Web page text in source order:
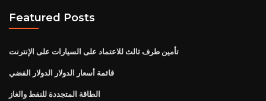
Featured Posts
تأمين طرف ثالث للاعتماد على السيارات على الإنترنت
قائمة أسعار الدولار الدولار الفضي
الطاقة المتجددة للنفط والغاز